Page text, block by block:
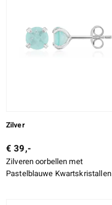
Zilver
€ 39,-
Zilveren oorbellen met
Pastelblauwe Kwartskristallen